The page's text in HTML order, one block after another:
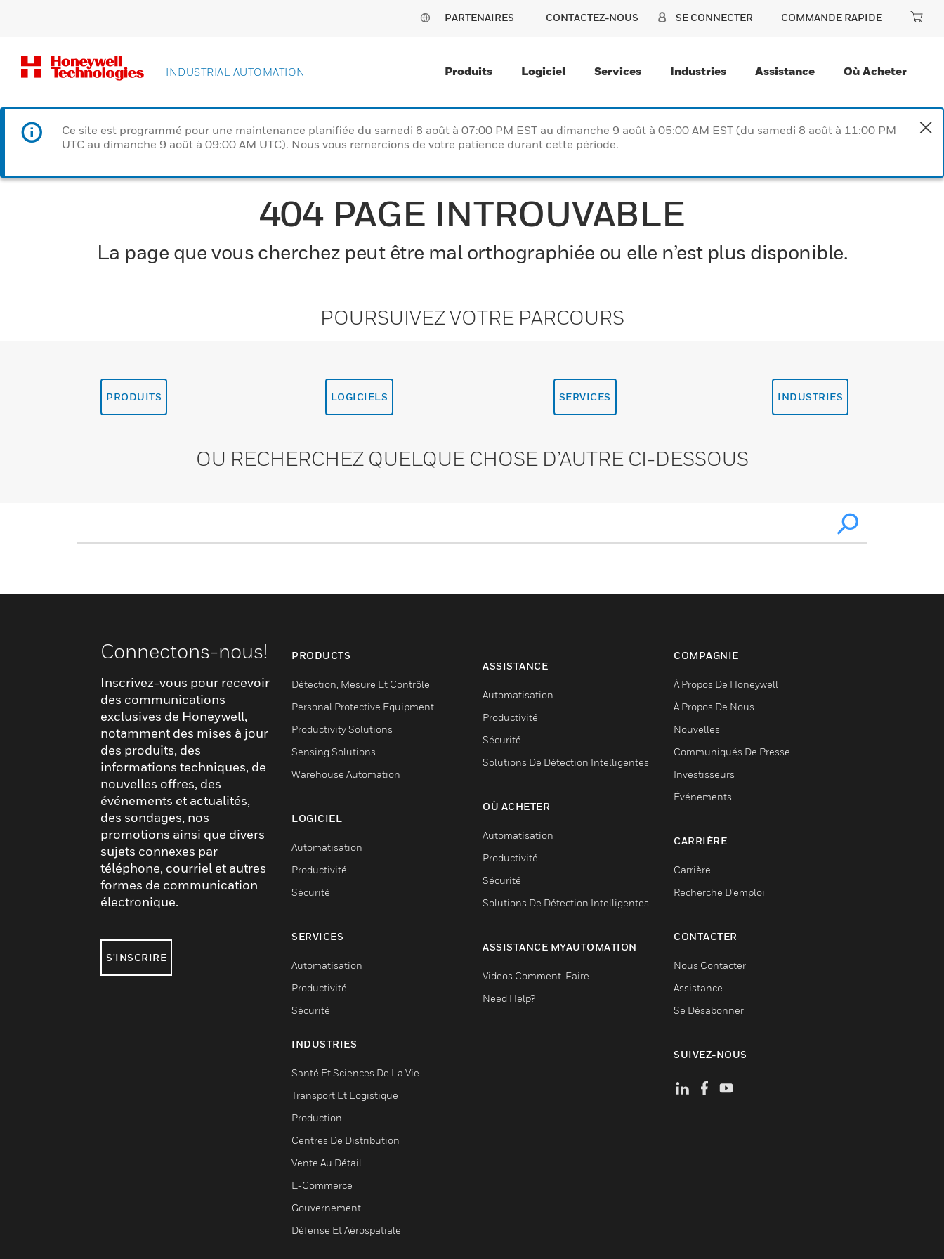
PARTENAIRES CONTACTEZ-NOUS SE CONNECTER COMMANDE RAPIDE
INDUSTRIAL AUTOMATION Produits Logiciel Services Industries Assistance Où Acheter
Ce site est programmé pour une maintenance planifiée du samedi 8 août à 07:00 PM EST au dimanche 9 août à 05:00 AM EST (du samedi 8 août à 11:00 PM
UTC au dimanche 9 août à 09:00 AM UTC). Nous vous remercions de votre patience durant cette période.
404 PAGE INTROUVABLE
La page que vous cherchez peut être mal orthographiée ou elle n’est plus disponible.
POURSUIVEZ VOTRE PARCOURS
PRODUITS LOGICIELS SERVICES INDUSTRIES
OU RECHERCHEZ QUELQUE CHOSE D’AUTRE CI-DESSOUS
Connectons-nous!
Inscrivez-vous pour recevoir
des communications
exclusives de Honeywell,
notamment des mises à jour
des produits, des
informations techniques, de
nouvelles offres, des
événements et actualités,
des sondages, nos
promotions ainsi que divers
sujets connexes par
téléphone, courriel et autres
formes de communication
électronique.
S'INSCRIRE
PRODUCTS
Détection, Mesure Et Contrôle
Personal Protective Equipment
Productivity Solutions
Sensing Solutions
Warehouse Automation
LOGICIEL
Automatisation
Productivité
Sécurité
SERVICES
Automatisation
Productivité
Sécurité
INDUSTRIES
Santé Et Sciences De La Vie
Transport Et Logistique
Production
Centres De Distribution
Vente Au Détail
E-Commerce
Gouvernement
Défense Et Aérospatiale
ASSISTANCE
Automatisation
Productivité
Sécurité
Solutions De Détection Intelligentes
OÙ ACHETER
Automatisation
Productivité
Sécurité
Solutions De Détection Intelligentes
ASSISTANCE MYAUTOMATION
Videos Comment-Faire
Need Help?
COMPAGNIE
À Propos De Honeywell
À Propos De Nous
Nouvelles
Communiqués De Presse
Investisseurs
Événements
CARRIÈRE
Carrière
Recherche D'emploi
CONTACTER
Nous Contacter
Assistance
Se Désabonner
SUIVEZ-NOUS